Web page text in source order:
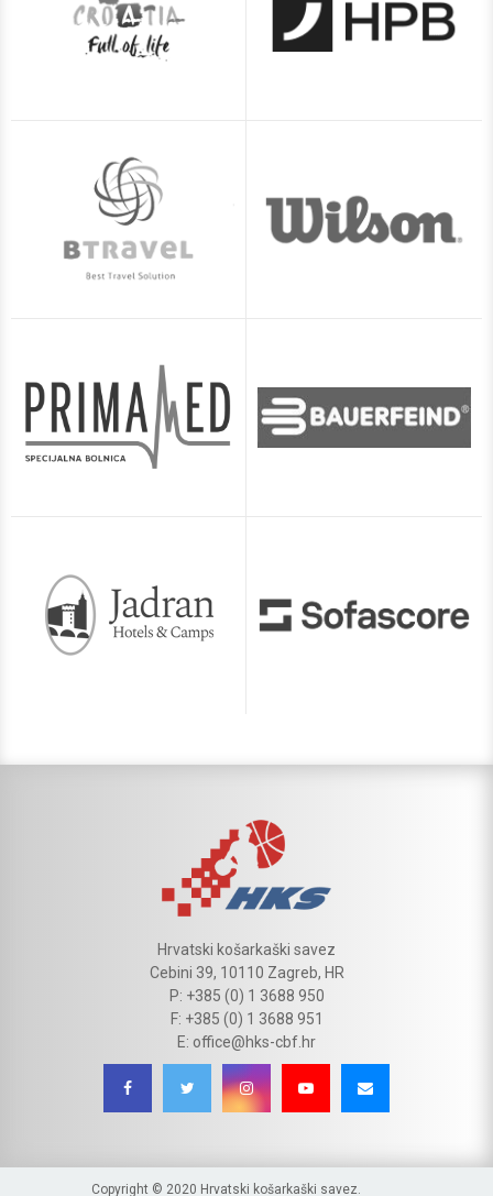
Hrvatski košarkaški savez
Cebini 39, 10110 Zagreb, HR
P: +385 (0) 1 3688 950
F: +385 (0) 1 3688 951
E: office@hks-cbf.hr
Copyright © 2020 Hrvatski košarkaški savez.